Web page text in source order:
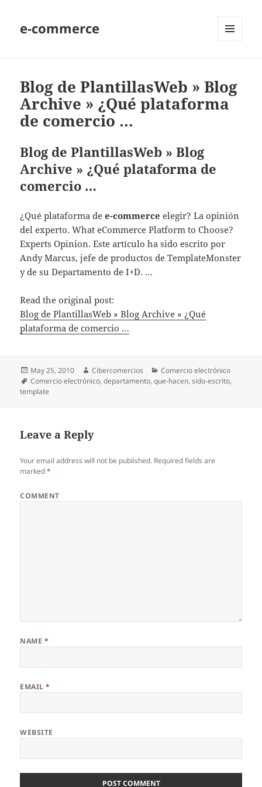
e-commerce
Blog de PlantillasWeb » Blog
Archive » ¿Qué plataforma
de comercio …
Blog de PlantillasWeb » Blog
Archive » ¿Qué plataforma de
comercio …
¿Qué plataforma dee-commerce elegir? La opinión
del experto. What eCommerce Platform to Choose?
Experts Opinion. Este artículo ha sido escrito por
Andy Marcus, jefe de productos de TemplateMonster
y de su Departamento de I+D. …
Read the original post:
Blog de PlantillasWeb » Blog Archive » ¿Qué
plataforma de comercio …
Posted
on
May 25, 2010 Author
Cibercomercios Categories
Comercio electrónico
Tags
Comercio electrónico,departamento,que-hacen,sido-escrito,
template
Leave a Reply
Your email address will not be published. Required fields are
marked*
COMMENT
NAME *
EMAIL*
WEBSITE